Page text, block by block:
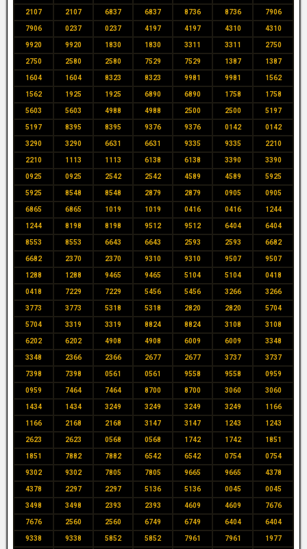
2107 2107 6837 6837 8736 8736 7906
7906 0237 0237 4197 4197 4310 4310
9920 9920 1830 1830 3311 3311 2750
2750 2580 2580 7529 7529 1387 1387
1604 1604 8323 8323 9981 9981 1562
1562 1925 1925 6890 6890 1758 1758
5603 5603 4988 4988 2500 2500 5197
5197 8395 8395 9376 9376 0142 0142
3290 3290 6631 6631 9335 9335 2210
2210 1113 1113 6138 6138 3390 3390
0925 0925 2542 2542 4589 4589 5925
5925 8548 8548 2879 2879 0905 0905
6865 6865 1019 1019 0416 0416 1244
1244 8198 8198 9512 9512 6404 6404
8553 8553 6643 6643 2593 2593 6682
6682 2370 2370 9310 9310 9507 9507
1288 1288 9465 9465 5104 5104 0418
0418 7229 7229 5456 5456 3266 3266
3773 3773 5318 5318 2820 2820 5704
5704 3319 3319 8824 8824 3108 3108
6202 6202 4908 4908 6009 6009 3348
3348 2366 2366 2677 2677 3737 3737
7398 7398 0561 0561 9558 9558 0959
0959 7464 7464 8700 8700 3060 3060
1434 1434 3249 3249 3249 3249 1166
1166 2168 2168 3147 3147 1243 1243
2623 2623 0568 0568 1742 1742 1851
1851 7882 7882 6542 6542 0754 0754
9302 9302 7805 7805 9665 9665 4378
4378 2297 2297 5136 5136 0045 0045
3498 3498 2393 2393 4609 4609 7676
7676 2560 2560 6749 6749 6404 6404
9338 9338 5852 5852 7961 7961 1977